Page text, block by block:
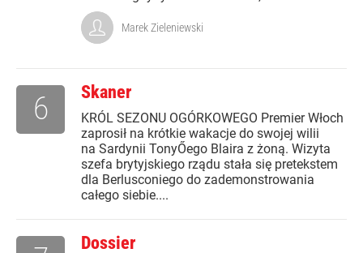
Marek Zieleniewski
Skaner
KRÓL SEZONU OGÓRKOWEGO Premier Włoch
zaprosił na krótkie wakacje do swojej wilii
na Sardynii TonyŐego Blaira z żoną. Wizyta
szefa brytyjskiego rządu stała się pretekstem
dla Berlusconiego do zademonstrowania
całego siebie....
6
Dossier